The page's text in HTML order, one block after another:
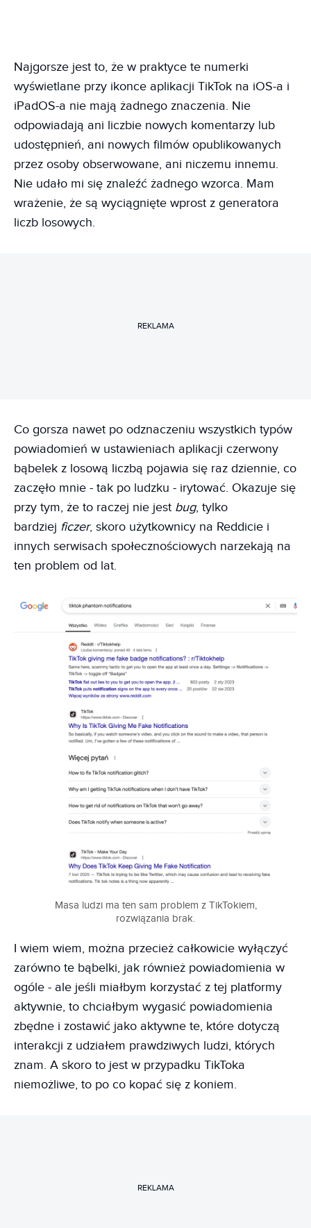
Najgorsze jest to, że w praktyce te numerki
wyświetlane przy ikonce aplikacji TikTok na iOS-a i
iPadOS-a nie mają żadnego znaczenia. Nie
odpowiadają ani liczbie nowych komentarzy lub
udostępnień, ani nowych filmów opublikowanych
przez osoby obserwowane, ani niczemu innemu.
Nie udało mi się znaleźć żadnego wzorca. Mam
wrażenie, że są wyciągnięte wprost z generatora
liczb losowych.
REKLAMA
Co gorsza nawet po odznaczeniu wszystkich typów
powiadomień w ustawieniach aplikacji czerwony
bąbelek z losową liczbą pojawia się raz dziennie, co
zaczęło mnie - tak po ludzku - irytować. Okazuje się
przy tym, że to raczej nie jest bug, tylko
bardziej ficzer, skoro użytkownicy na Reddicie i
innych serwisach społecznościowych narzekają na
ten problem od lat.
Masa ludzi ma ten sam problem z TikTokiem,
rozwiązania brak.
I wiem wiem, można przecież całkowicie wyłączyć
zarówno te bąbelki, jak również powiadomienia w
ogóle - ale jeśli miałbym korzystać z tej platformy
aktywnie, to chciałbym wygasić powiadomienia
zbędne i zostawić jako aktywne te, które dotyczą
interakcji z udziałem prawdziwych ludzi, których
znam. A skoro to jest w przypadku TikToka
niemożliwe, to po co kopać się z koniem.
REKLAMA